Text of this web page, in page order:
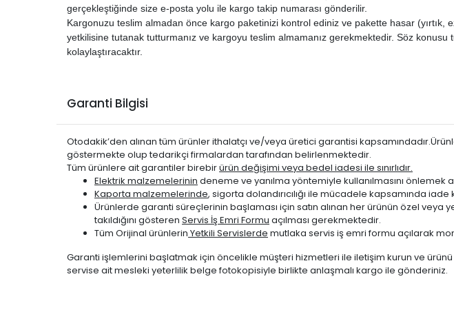
DS
DS 4 2011-2015
PEUGEOT
106 1991-2002
PEUGEOT
2008 2013-2019
PEUGEOT
PEUGEOT
207 2006-2010
PEUGEOT
207 2010-2012
PEUGEOT
207 2010-2012
PEUGEOT
208 2012-2020
PEUGEOT
3008 2009-2016
PEUGEOT
301 2012-2020
PEUGEOT
306 1993-2001
PEUGEOT
307 2001-2006
307 2006-2009
gerçekleştiğinde size e-posta yolu ile kargo takip numarası gönderilir.
Kargonuzu teslim almadan önce kargo paketinizi kontrol ediniz ve pakette hasar
yetkilisine tutanak tutturmanız ve kargoyu teslim almamanız gerekmektedir. Söz konusu
kolaylaştıracaktır.
Garanti Bilgisi
Otodakik’den alınan tüm ürünler ithalatçı ve/veya üretici garantisi
göstermekte olup tedarikçi firmalardan tarafından belirlenmektedir.
Tüm ürünlere ait garantiler birebirürün değişimi veya bedel iadesi ile sınırlıdır.
Elektrik malzemelerinin deneme ve yanılma yöntemiyle kullanılmasını
Kaporta malzemelerinde, sigorta dolandırıcılığı ile mücadele kapsamında
Ürünlerde garanti süreçlerinin başlaması için satın alınan her ürünün özel
takıldığını gösteren Servis İş Emri Formu açılması gerekmektedir.
Tüm Orijinal ürünlerin Yetkili Servislerde mutlaka servis iş emri formu açılarak
Garanti işlemlerini başlatmak için öncelikle müşteri hizmetleri ile iletişim kurun ve
servise ait mesleki yeterlilik belge fotokopisiyle birlikte anlaşmalı kargo ile gönderiniz.